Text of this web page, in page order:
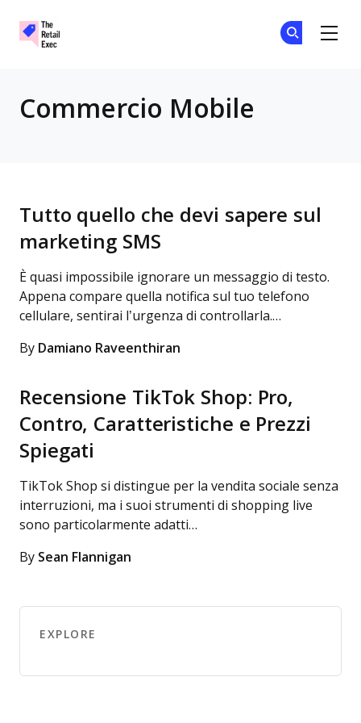
Commercio Mobile
Tutto quello che devi sapere sul
marketing SMS
È quasi impossibile ignorare un messaggio di testo.
Appena compare quella notifica sul tuo telefono
cellulare, sentirai l’urgenza di controllarla.…
By Damiano Raveenthiran
Recensione TikTok Shop: Pro,
Contro, Caratteristiche e Prezzi
Spiegati
TikTok Shop si distingue per la vendita sociale senza
interruzioni, ma i suoi strumenti di shopping live
sono particolarmente adatti…
By Sean Flannigan
EXPLORE